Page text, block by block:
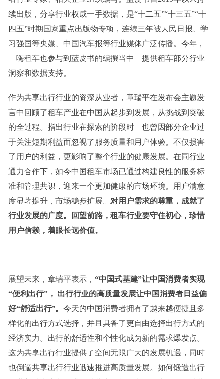
续出版，分享行业权威一手数据，是“十二五”“十三五”“十
四五”时期国家重点出版物专项，连续三年被人民日报、学
习强国等央媒、中国汽车报等行业媒体广泛传播。今年，
一嗨租车也参与到蓝皮书的编撰当中，提供租车部分行业
洞察和数据支持。
作为共享出行行业的资深从业者，章瑞平在发布会主题发
言中回顾了租车产业在中国从起步到发展，从挑战到突破
的全过程。指出行业在探索的阶段时，也曾因部分企业过
于关注短期利益而忽视了服务质量和用户体验。不仅损害
了用户的利益，更影响了整个行业的健康发展。在同行业
通力合作下，如今中国租车市场已通过构建良性的服务标
准和管理共识，迎来一个更加健康的市场环境。用户满意
度显著提升，市场稳步扩展。 对用户需求的尊重，成就了
行业发展的广度。
回望前路，租车行业要守住初心，珍惜
用 户信赖，着眼长远价值。
展望未来，章瑞平表示， “中国式基建”让中国消费者实现
“便利出行”，
出行行业的高质量发展让中国消费者日益偏
好“舒适出行”。 今天的中国消费者拥有了越来越便捷且多
样化的出行方式选择，并且具备了更自由选择出行方式的
经济实力。出行的舒适性和个性化成为新的需求爆发点。
这为共享出行行业提供了空间无限广大的发展机遇，同时
也倒逼共享出行行业迅速推进高质量发展。如何锻造出行